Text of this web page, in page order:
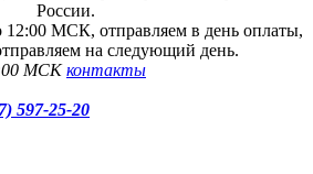
России.
12:00 МСК, отправляем в день оплаты,
на следующий день.
МСКконтакты
597-25-20